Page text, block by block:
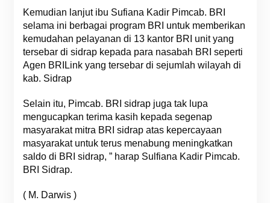
Kemudian lanjut ibu Sufiana Kadir Pimcab. BRI
selama ini berbagai program BRI untuk memberikan
kemudahan pelayanan di 13 kantor BRI unit yang
tersebar di sidrap kepada para nasabah BRI seperti
Agen BRILink yang tersebar di sejumlah wilayah di
kab. Sidrap
Selain itu, Pimcab. BRI sidrap juga tak lupa
mengucapkan terima kasih kepada segenap
masyarakat mitra BRI sidrap atas kepercayaan
masyarakat untuk terus menabung meningkatkan
saldo di BRI sidrap, ” harap Sulfiana Kadir Pimcab.
BRI Sidrap.
( M. Darwis )